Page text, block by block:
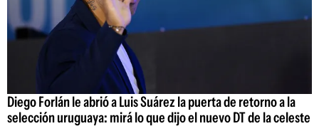
Diego Forlán le abrió a Luis Suárez la puerta de retorno a la
selección uruguaya: mirá lo que dijo el nuevo DT de la celeste